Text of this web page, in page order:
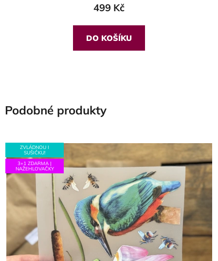
je
5,0
z
5
499 Kč
DO KOŠÍKU
Podobné produkty
ZVLÁDNOU I
SUŠIČKU!
3+1 ZDARMA |
NAŽEHLOVAČKY